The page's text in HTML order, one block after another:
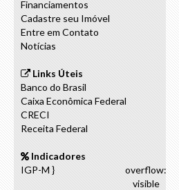
Financiamentos
Cadastre seu Imóvel
Entre em Contato
Notícias
Links Úteis
Banco do Brasil
Caixa Econômica Federal
CRECI
Receita Federal
Indicadores
IGP-M }
overflow:
visible